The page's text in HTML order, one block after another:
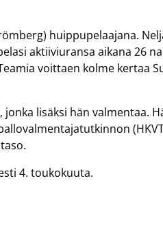
huippupelaajana.
aktiiviuransa aikana 26
voittaen kolme kertaa
lisäksi hän valmentaa.
4. toukokuuta.